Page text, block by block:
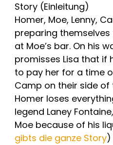
Story (Einleitung)
Homer, Moe, Lenny,
preparing
at Moe’s bar. On his
promisses Lisa that if
to pay her for a time
Camp on their side of
Homer loses
legend Laney
Moe because of his
gibts die ganze Story)